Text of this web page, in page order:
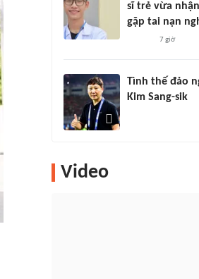
sĩ trẻ vừa
gặp tai nạn
7 giờ
Tình thế đảo
Kim Sang-sik
Video